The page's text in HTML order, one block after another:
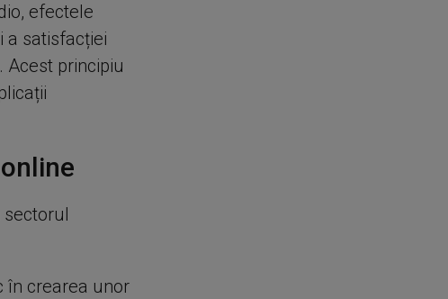
efectele
a satisfacției
principiu
în crearea unor